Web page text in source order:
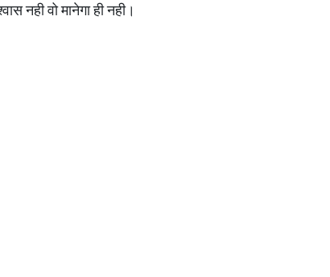
नही वो मानेगा ही नही।